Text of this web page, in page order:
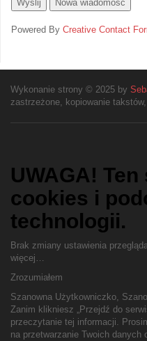
Powered By Creative Contact
Wykonanie strony © 2025 by
zastrzeżone, kopiowanie
UWAGA!
cookies i
technologii.
Brak zmiany ustawienia
więcej…
Zrozumiałem
Szanowna Użytkowniczko,
Zanim klikniesz „Przejdź do
przeczytanie tej informacji.
na przetwarzanie Twoich